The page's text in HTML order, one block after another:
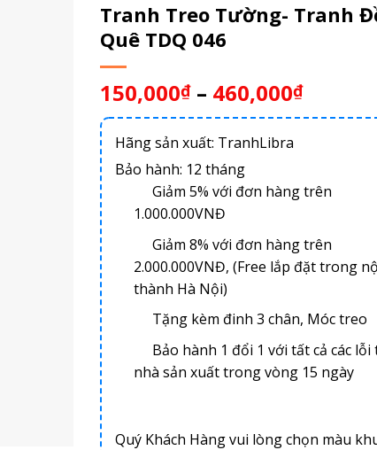
Tranh Treo Tường- Tranh
Quê TDQ 046
150,000₫– 460,000₫
Hãng sản xuất: TranhLibra
Bảo hành: 12 tháng
Giảm 5% với đơn hàng trên
1.000.000VNĐ
Giảm 8% với đơn hàng trên
2.000.000VNĐ, (Free lắp đặt trong
thành Hà Nội)
Tặng kèm đinh 3 chân, Móc treo
Bảo hành 1 đổi 1 với tất cả các lỗi
nhà sản xuất trong vòng 15 ngày
Quý Khách Hàng vui lòng chọn màu